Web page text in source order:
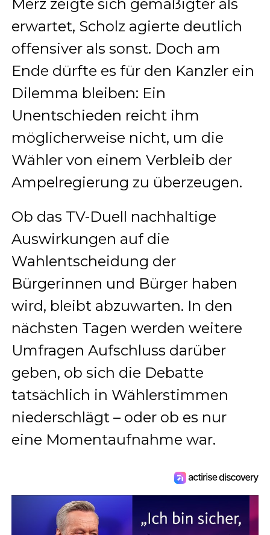
Merz zeigte sich gemäßigter als
erwartet, Scholz agierte deutlich
offensiver als sonst. Doch am
Ende dürfte es für den Kanzler ein
Dilemma bleiben: Ein
Unentschieden reicht ihm
möglicherweise nicht, um die
Wähler von einem Verbleib der
Ampelregierung zu überzeugen.
Ob das TV-Duell nachhaltige
Auswirkungen auf die
Wahlentscheidung der
Bürgerinnen und Bürger haben
wird, bleibt abzuwarten. In den
nächsten Tagen werden weitere
Umfragen Aufschluss darüber
geben, ob sich die Debatte
tatsächlich in Wählerstimmen
niederschlägt – oder ob es nur
eine Momentaufnahme war.